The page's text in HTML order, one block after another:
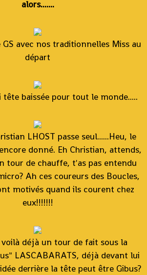
alors.......
avec nos traditionnelles Miss au
départ
baissée pour tout le monde.....
LHOST passe seul......Heu, le
donné. Eh Christian, attends,
tour de chauffe, t'as pas entendu
Ah ces coureurs des Boucles,
motivés quand ils courent chez
eux!!!!!!!
déjà un tour de fait sous la
LASCABARATS, déjà devant lui
derrière la tête peut être Gibus?